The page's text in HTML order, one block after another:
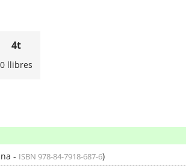
4t
0 llibres
- ISBN 978-84-7918-687-6)